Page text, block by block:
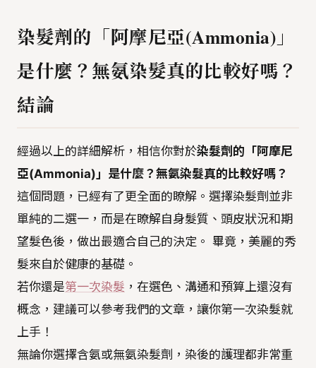
染髮劑的「阿摩尼亞(Ammonia)」
是什麼？無氨染髮真的比較好嗎？
結論
經過以上的詳細解析，相信你對於染髮劑的「阿摩尼
亞(Ammonia)」是什麼？無氨染髮真的比較好嗎？
這個問題，已經有了更全面的瞭解。選擇染髮劑並非
單純的二選一，而是在瞭解自身髮質、頭皮狀況和期
望髮色後，做出最適合自己的決定。 畢竟，美麗的秀
髮來自於健康的基礎。
若你還是第一次染髮 ，在選色、溝通和預算上還沒有
概念，建議可以參考我們的文章，讓你第一次染髮就
上手！
無論你選擇含氨或無氨染髮劑，染後的護理都非常重